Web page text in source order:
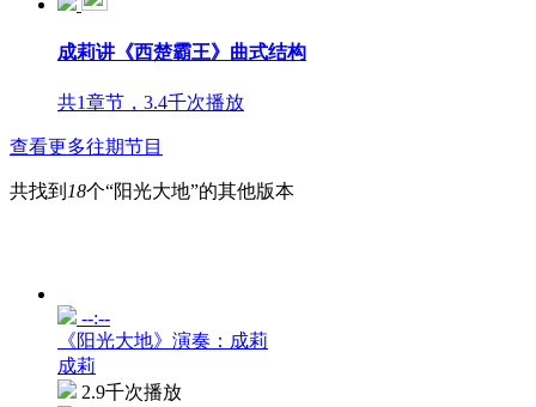
成莉讲《西楚霸王》曲式结构
共1章节，3.4千次播放
查看更多往期节目
共找到 18个“阳光大地”的其他版本
--:--
《阳光大地》演奏：成莉
成莉
2.9千次播放